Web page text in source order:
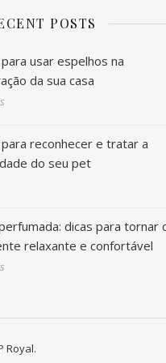
POSTS
usar espelhos na
da sua casa
para reconhecer e tratar a
do seu pet
dicas para tornar
relaxante e confortável
Royal.